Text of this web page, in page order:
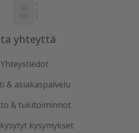
yhteyttä
Yhteystiedot
& asiakaspalvelu
& tukitoiminnot
kysymykset